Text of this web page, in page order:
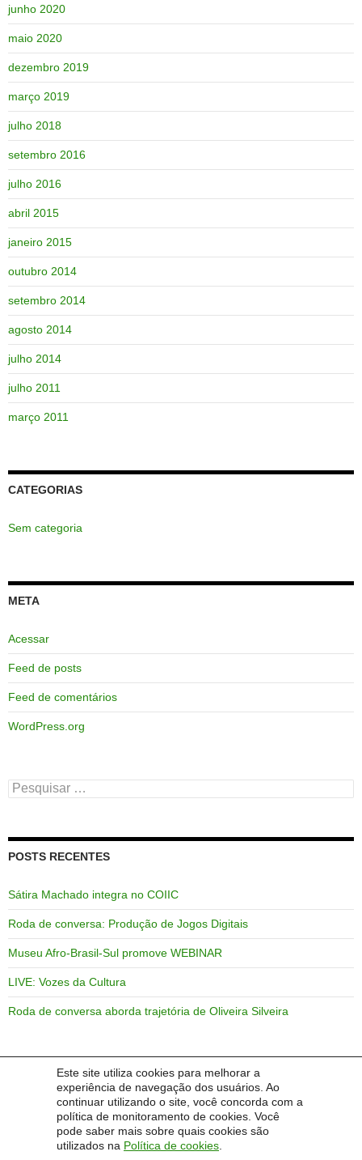
Este site utiliza cookies para melhorar a
experiência de navegação dos usuários. Ao
continuar utilizando o site, você concorda com a
política de monitoramento de cookies. Você
pode saber mais sobre quais cookies são
utilizados na Política de cookies
junho 2020
maio 2020
dezembro 2019
março 2019
julho 2018
setembro 2016
julho 2016
abril 2015
janeiro 2015
outubro 2014
setembro 2014
agosto 2014
julho 2014
julho 2011
março 2011
CATEGORIAS
Sem categoria
META
Acessar
Feed de posts
Feed de comentários
WordPress.org
Pesquisar
por:
POSTS RECENTES
Sátira Machado integra no COIIC
Roda de conversa: Produção de Jogos Digitais
Museu Afro-Brasil-Sul promove WEBINAR
LIVE: Vozes da Cultura
Roda de conversa aborda trajetória de Oliveira Silveira
COMENTÁRIOS
Um comentarista do WordPressemPROGRAD/DEaD em
Webnários sobre EaD em tempos de Covid-19